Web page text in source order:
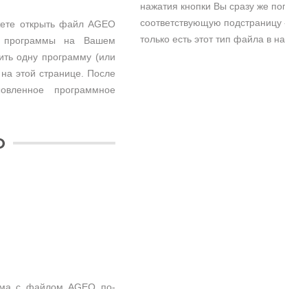
открыть файл AGEO
программы на Вашем
одну программу (или
этой странице. После
программное
нажатия кнопки Вы сразу же
соответствующую подстраницу
только есть этот тип файла в